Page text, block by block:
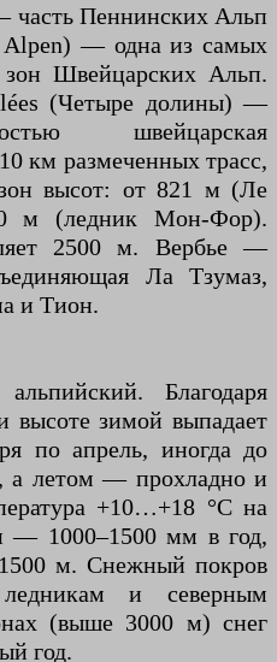
часть Пеннинских Альп
— одна из самых
Швейцарских Альп.
(Четыре долины) —
швейцарская
км размеченных трасс,
высот: от 821 м (Ле
м (ледник Мон-Фор).
2500 м. Вербье —
Ла Тзумаз,
и Тион.
Благодаря
высоте зимой выпадает
по апрель, иногда до
а летом — прохладно и
+10…+18 °C на
— 1000–1500 мм в год,
м. Снежный покров
и северным
(выше 3000 м) снег
год.